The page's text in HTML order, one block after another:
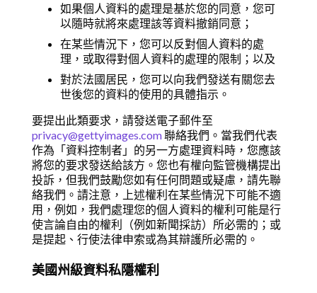
如果個人資料的處理是基於您的同意，您可
以隨時就將來處理該等資料撤銷同意；
在某些情況下，您可以反對個人資料的處
理，或取得對個人資料的處理的限制；以及
對於法國居民，您可以向我們發送有關您去
世後您的資料的使用的具體指示。
要提出此類要求，請發送電子郵件至
privacy@gettyimages.com聯絡我們。當我們代表
作為「資料控制者」的另一方處理資料時，您應該
將您的要求發送給該方。您也有權向監管機構提出
投訴，但我們鼓勵您如有任何問題或疑慮，請先聯
絡我們。請注意，上述權利在某些情況下可能不適
用，例如，我們處理您的個人資料的權利可能是行
使言論自由的權利（例如新聞採訪）所必需的；或
是提起、行使法律申索或為其辯護所必需的。
美國州級資料私隱權利